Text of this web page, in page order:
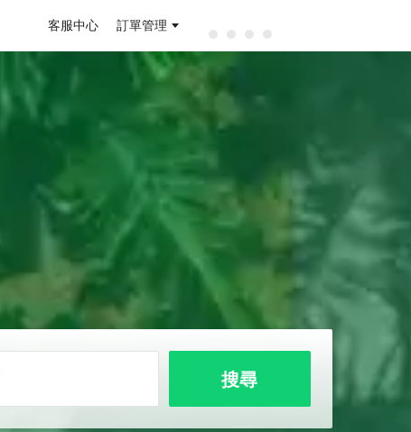
客服中心 訂單管理
搜尋